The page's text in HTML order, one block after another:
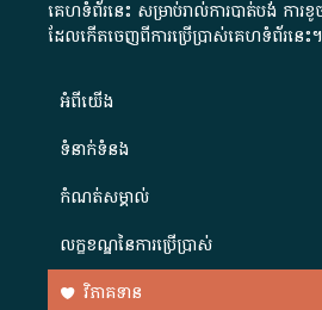
គេហទំព័រនេះ សម្រាប់រាល់ការបាត់បង់ ការ
ដែលកើតចេញពីការប្រើប្រាស់គេហទំព័រនេះ។
អំពី​យើង​
ទំនាក់ទំនង
កំណត់សម្គាល់
លក្ខខណ្ឌនៃការប្រើប្រាស់
វិភាគទាន